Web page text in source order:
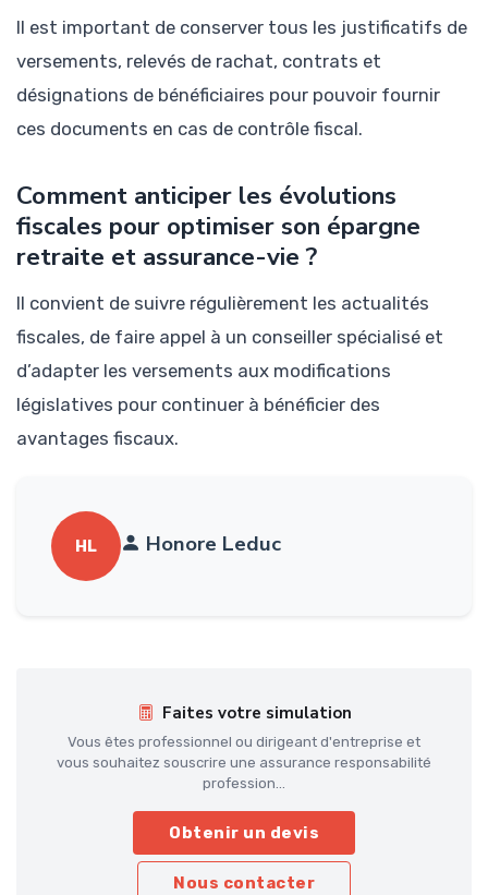
Il est important de conserver tous les justificatifs de
versements, relevés de rachat, contrats et
désignations de bénéficiaires pour pouvoir fournir
ces documents en cas de contrôle fiscal.
Comment anticiper les évolutions
fiscales pour optimiser son épargne
retraite et assurance-vie ?
Il convient de suivre régulièrement les actualités
fiscales, de faire appel à un conseiller spécialisé et
d’adapter les versements aux modifications
législatives pour continuer à bénéficier des
avantages fiscaux.
HL Honore Leduc
Faites votre simulation
Vous êtes professionnel ou dirigeant d'entreprise et
vous souhaitez souscrire une assurance responsabilité
profession...
Obtenir un devis
Nous contacter